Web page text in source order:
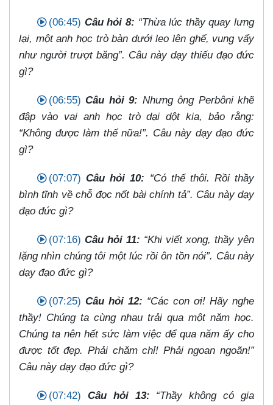
(06:45) Câu hỏi 8: “Thừa lúc thầy quay lưng
lại, một anh học trò bàn dưới leo lên ghế, vung vẩy
như người trượt băng”. Câu này dạy thiếu đạo đức
gì?
(06:55) Câu hỏi 9: Nhưng ông Perbôni khẽ
đập vào vai anh học trò dại dột kia, bảo rằng:
“Không được làm thế nữa!”. Câu này dạy đạo đức
gì?
(07:07) Câu hỏi 10: “Có thế thôi. Rồi thầy
bình tĩnh về chỗ đọc nốt bài chính tả”. Câu này dạy
đạo đức gì?
(07:16) Câu hỏi 11: “Khi viết xong, thầy yên
lặng nhìn chúng tôi một lúc rồi ôn tồn nói”. Câu này
dạy đạo đức gì?
(07:25) Câu hỏi 12: “Các con ơi! Hãy nghe
thầy! Chúng ta cùng nhau trải qua một năm học.
Chúng ta nên hết sức làm việc để qua năm ấy cho
được tốt đẹp. Phải chăm chỉ! Phải ngoan ngoãn!”
Câu này dạy đạo đức gì?
(07:42) Câu hỏi 13:
“Thầy không có gia